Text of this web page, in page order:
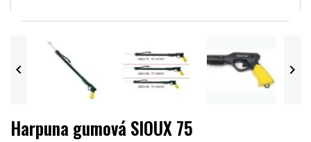
 
Harpuna gumová SIOUX 75